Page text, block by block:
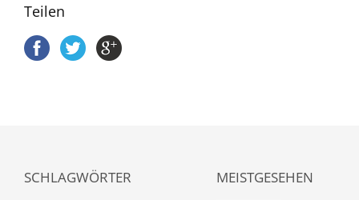
Teilen
SCHLAGWÖRTER MEISTGESEHEN